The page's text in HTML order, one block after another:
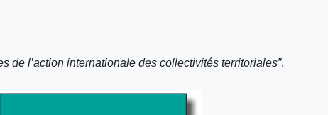
de l’action internationale des collectivités territoriales”.